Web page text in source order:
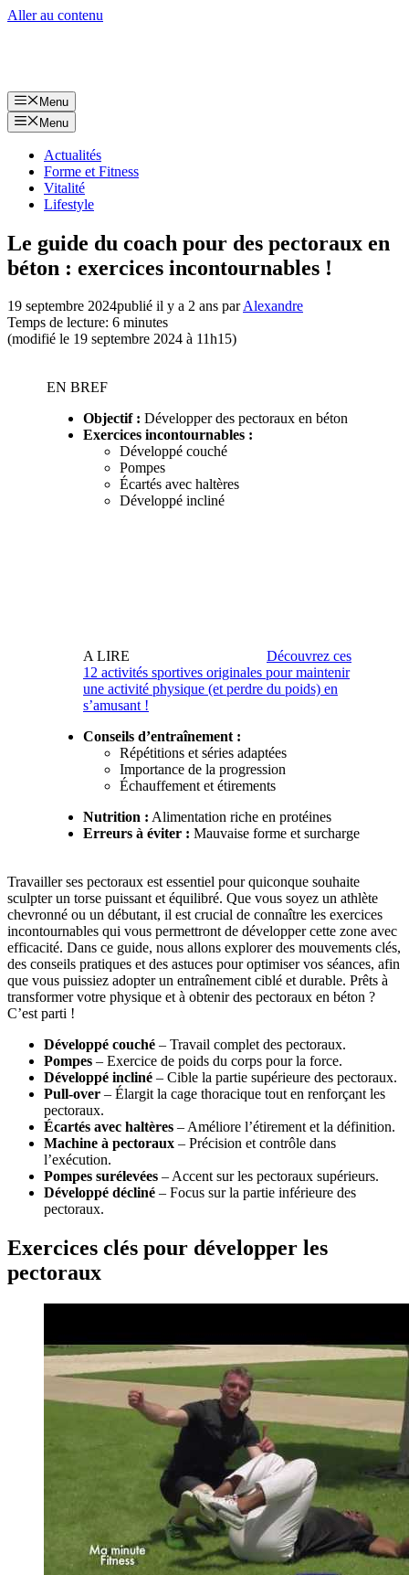
Aller au contenu
Menu
Menu
Actualités
Forme et Fitness
Vitalité
Lifestyle
Le guide du coach pour des pectoraux en
béton : exercices incontournables !
19 septembre 2024publié il y a 2 ans parAlexandre
Temps de lecture: 6 minutes
(modifié le 19 septembre 2024 à 11h15)
EN BREF
Objectif : Développer des pectoraux en béton
Exercices incontournables :
Développé couché
Pompes
Écartés avec haltères
Développé incliné
A LIRE
Découvrez ces
12 activités sportives originales pour maintenir
une activité physique (et perdre du poids) en
sʼamusant !
Conseils d’entraînement :
Répétitions et séries adaptées
Importance de la progression
Échauffement et étirements
Nutrition : Alimentation riche en protéines
Erreurs à éviter : Mauvaise forme et surcharge
Travailler ses pectoraux est essentiel pour quiconque souhaite
sculpter un torse puissant et équilibré. Que vous soyez un athlète
chevronné ou un débutant, il est crucial de connaître les exercices
incontournables qui vous permettront de développer cette zone avec
efficacité. Dans ce guide, nous allons explorer des mouvements clés,
des conseils pratiques et des astuces pour optimiser vos séances, afin
que vous puissiez adopter un entraînement ciblé et durable. Prêts à
transformer votre physique et à obtenir des pectoraux en béton ?
C’est parti !
Développé couché – Travail complet des pectoraux.
Pompes – Exercice de poids du corps pour la force.
Développé incliné – Cible la partie supérieure des pectoraux.
Pull-over – Élargit la cage thoracique tout en renforçant les
pectoraux.
Écartés avec haltères – Améliore l’étirement et la définition.
Machine à pectoraux – Précision et contrôle dans
l’exécution.
Pompes surélevées – Accent sur les pectoraux supérieurs.
Développé décliné – Focus sur la partie inférieure des
pectoraux.
Exercices clés pour développer les
pectoraux